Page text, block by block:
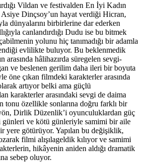
Vildan ve festivalden En İyi Kadın
Dinçsoy’un hayat verdiği Hicran,
dünyalarını birbirlerine dar ederken
canlandırdığı Dudu ise bu bitmek
yolunu hiç tanımadığı bir adamla
evlilikte buluyor. Bu beklenmedik
arasında hâlihazırda süregelen sevgi-
ve beslenen gerilim daha ileri bir boyuta
öne çıkan filmdeki karakterler arasında
artıyor belki ama güçlü
karakterler arasındaki sevgi de daima
özellikle sonlarına doğru farklı bir
Dirlik Düzenlik’i oyunculuklardan güç
ve kötü günleriyle samimi bir aile
yere götürüyor. Yapılan bu değişiklik,
filmi alışılageldik kılıyor ve samimi
hikâyenin aniden aldığı dramatik
sebep oluyor.